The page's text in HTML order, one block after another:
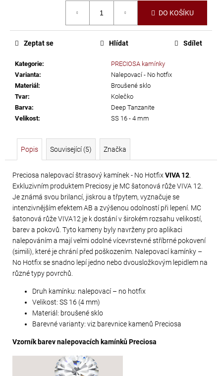
DO KOŠÍKU
Kategorie:
PRECIOSA kamínky
Varianta:
Nalepovací - No hotfix
Materiál:
Broušené sklo
Tvar:
Kolečko
Barva:
Deep Tanzanite
Velikost: SS 16 - 4 mm
Zeptat se Hlídat Sdílet
Popis Související (5) Značka
Preciosa nalepovací štrasový kamínek - No HotfixVIVA 12
Exkluzivním produktem Preciosy je MC šatonová růže VIVA 12.
Je známá svou brilancí, jiskrou a třpytem, vyznačuje se
intenzivnějším efektem AB a zvýšenou odolností při lepení. MC
šatonová růže VIVA12 je k dostání v širokém rozsahu velikostí,
barev a pokovů. Tyto kameny byly navrženy pro aplikaci
nalepováním a mají velmi odolné vícevrstevné stříbrné pokovení
(simili), které je chrání před poškozením. Nalepovací kamínky –
No Hotfix se snadno lepí jedno nebo dvousložkovým lepidlem na
různé typy povrchů.
Druh kamínku: nalepovací – no hotfix
Velikost: SS 16 (4 mm)
Materiál: broušené sklo
Barevné varianty: viz barevnice kamenů Preciosa
Vzorník barev nalepovacích kamínků Preciosa
e
m
LEPIDLO
NA
KAMÍNKY
GÜTERMANN
HT2
30
G
169
Kč